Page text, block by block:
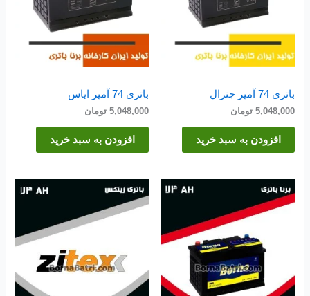
باتری 74 آمپر جنرال
5,048,000 تومان
افزودن به سبد خرید
باتری 74 آمپر ایاس
5,048,000 تومان
افزودن به سبد خرید